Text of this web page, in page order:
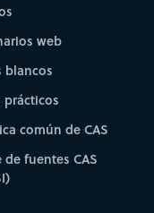
web
blancos
prácticos
común de CAS
de fuentes CAS